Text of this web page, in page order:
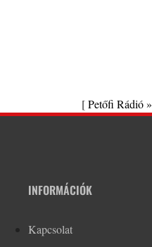
[Petőfi Rádió »
INFORMÁCIÓK
Kapcsolat